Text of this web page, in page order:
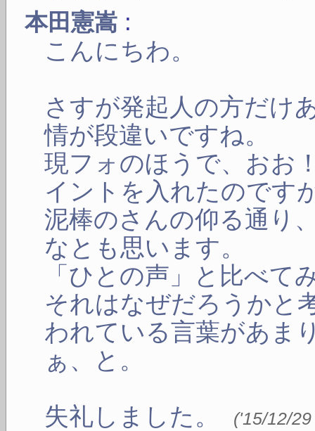
本田憲嵩 :
こんにちわ。
さすが発起人の方だけ
情が段違いですね。
現フォのほうで、おお
イントを入れたのです
泥棒のさんの仰る通り
なとも思います。
「ひとの声」と比べて
それはなぜだろうかと
われている言葉があま
ぁ、と。
失礼しました。 ('15/12/